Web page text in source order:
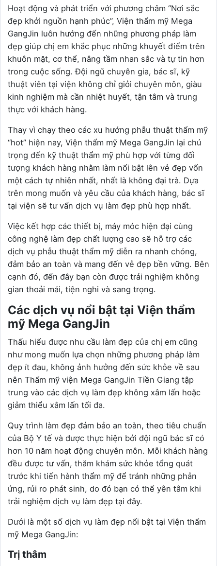
Hoạt động và phát triển với phương châm “Nơi sắc
đẹp khởi nguồn hạnh phúc”, Viện thẩm mỹ Mega
GangJin luôn hướng đến những phương pháp làm
đẹp giúp chị em khắc phục những khuyết điểm trên
khuôn mặt, cơ thể, nâng tầm nhan sắc và tự tin hơn
trong cuộc sống. Đội ngũ chuyên gia, bác sĩ, kỹ
thuật viên tại viện không chỉ giỏi chuyên môn, giàu
kinh nghiệm mà cần nhiệt huyết, tận tâm và trung
thực với khách hàng.
Thay vì chạy theo các xu hướng phẫu thuật thẩm mỹ
“hot” hiện nay, Viện thẩm mỹ Mega GangJin lại chú
trọng đến kỹ thuật thẩm mỹ phù hợp với từng đối
tượng khách hàng nhằm làm nổi bật lên vẻ đẹp vốn
một cách tự nhiên nhất, nhất là không đại trà. Dựa
trên mong muốn và yêu cầu của khách hàng, bác sĩ
tại viện sẽ tư vấn dịch vụ làm đẹp phù hợp nhất.
Việc kết hợp các thiết bị, máy móc hiện đại cùng
công nghệ làm đẹp chất lượng cao sẽ hỗ trợ các
dịch vụ phẫu thuật thẩm mỹ diễn ra nhanh chóng,
đảm bảo an toàn và mang đến vẻ đẹp bền vững. Bên
cạnh đó, đến đây bạn còn được trải nghiệm không
gian thoải mái, tiện nghi và sang trọng.
Các dịch vụ nổi bật tại Viện thẩm
mỹ Mega GangJin
Thấu hiểu được nhu cầu làm đẹp của chị em cũng
như mong muốn lựa chọn những phương pháp làm
đẹp ít đau, không ảnh hưởng đến sức khỏe về sau
nên Thẩm mỹ viện Mega GangJin Tiền Giang tập
trung vào các dịch vụ làm đẹp không xâm lấn hoặc
giảm thiểu xâm lấn tối đa.
Quy trình làm đẹp đảm bảo an toàn, theo tiêu chuẩn
của Bộ Y tế và được thực hiện bởi đội ngũ bác sĩ có
hơn 10 năm hoạt động chuyên môn. Mỗi khách hàng
đều được tư vấn, thăm khám sức khỏe tổng quát
trước khi tiến hành thẩm mỹ để tránh những phản
ứng, rủi ro phát sinh, do đó bạn có thể yên tâm khi
trải nghiệm dịch vụ làm đẹp tại đây.
Dưới là một số dịch vụ làm đẹp nổi bật tại Viện thẩm
mỹ Mega GangJin:
Trị thâm